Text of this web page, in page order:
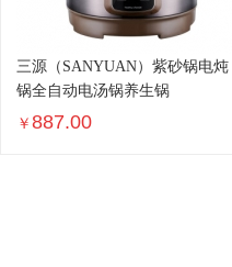
三源（SANYUAN）紫砂锅电炖
锅全自动电汤锅养生锅
￥887.00